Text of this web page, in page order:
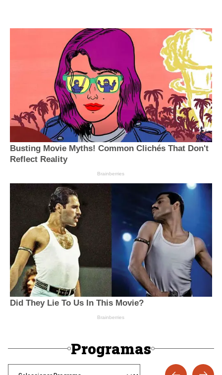
Programas